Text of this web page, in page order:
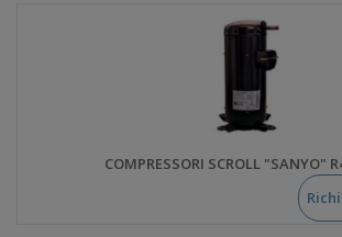
COMPRESSORI SCROLL "SANYO"